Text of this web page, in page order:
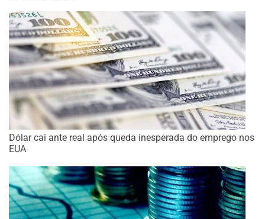
Dólar cai ante real após queda inesperada do emprego nos
EUA